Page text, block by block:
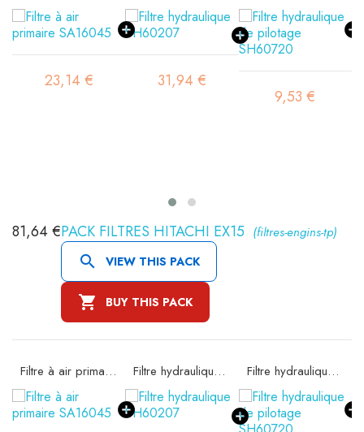
23,14 € 31,94 €
9,53 €
PACK FILTRES HITACHI EX15 (filtres-engins-tp)
 VIEW THIS PACK
 BUY THIS PACK
81,64 €
Filtre à air primaire SA16045 Filtre hydraulique SH60207 Filtre hydraulique de pilotage SH60720